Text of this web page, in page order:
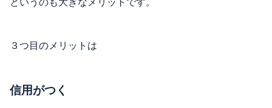
というのも大きなメリットです。
３つ目のメリットは
信用がつく